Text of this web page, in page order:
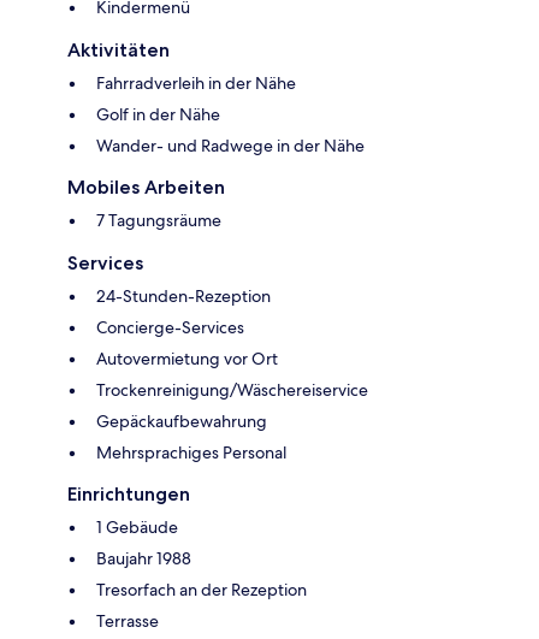
Kindermenü
Aktivitäten
Fahrradverleih in der Nähe
Golf in der Nähe
Wander- und Radwege in der Nähe
Mobiles Arbeiten
7 Tagungsräume
Services
24-Stunden-Rezeption
Concierge-Services
Autovermietung vor Ort
Trockenreinigung/Wäschereiservice
Gepäckaufbewahrung
Mehrsprachiges Personal
Einrichtungen
1 Gebäude
Baujahr 1988
Tresorfach an der Rezeption
Terrasse